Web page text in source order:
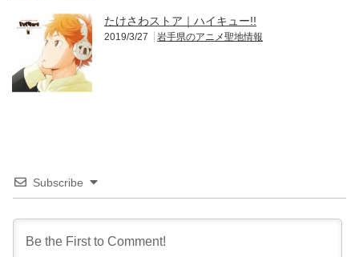
たけさわストア｜ハイキュー!!
2019/3/27 岩手県のアニメ聖地情報
Subscribe